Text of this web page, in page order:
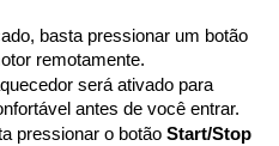
basta pressionar um botão
remotamente.
será ativado para
antes de você entrar.
pressionar o botão Start/Stop